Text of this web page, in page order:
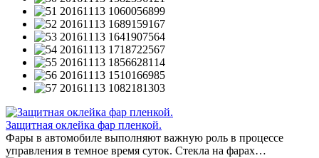
Защитная оклейка фар пленкой.
Фары в автомобиле выполняют важную роль в процессе
управления в темное время суток. Стекла на фарах…